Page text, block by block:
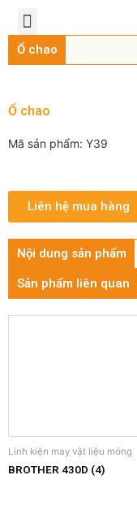
Ổ chao
Ổ chao
Mã sản phẩm: Y39
Liên hệ mua hàng
Nội dung sản phẩm
Sản phẩm liên quan
Linh kiện may vật liệu mỏng
BROTHER 430D (4)